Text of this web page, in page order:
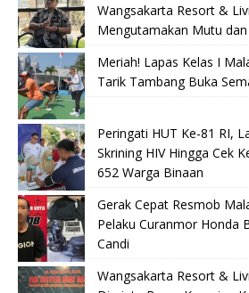
Wangsakarta Resort &
Mengutamakan Mutu
Meriah! Lapas Kelas I
Tarik Tambang Buka
Peringati HUT Ke-81 RI,
Skrining HIV Hingga Cek
652 Warga Binaan
Gerak Cepat Resmob
Pelaku Curanmor Honda
Candi
Wangsakarta Resort &